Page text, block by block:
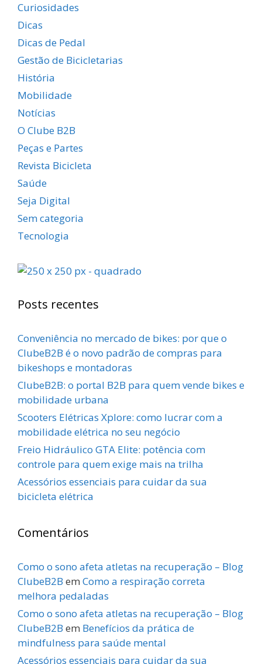
Curiosidades
Dicas
Dicas de Pedal
Gestão de Bicicletarias
História
Mobilidade
Notícias
O Clube B2B
Peças e Partes
Revista Bicicleta
Saúde
Seja Digital
Sem categoria
Tecnologia
Posts recentes
Conveniência no mercado de bikes: por que o
ClubeB2B é o novo padrão de compras para
bikeshops e montadoras
ClubeB2B: o portal B2B para quem vende bikes e
mobilidade urbana
Scooters Elétricas Xplore: como lucrar com a
mobilidade elétrica no seu negócio
Freio Hidráulico GTA Elite: potência com
controle para quem exige mais na trilha
Acessórios essenciais para cuidar da sua
bicicleta elétrica
Comentários
Como o sono afeta atletas na recuperação – Blog
ClubeB2B em Como a respiração correta
melhora pedaladas
Como o sono afeta atletas na recuperação – Blog
ClubeB2B em Benefícios da prática de
mindfulness para saúde mental
Acessórios essenciais para cuidar da sua